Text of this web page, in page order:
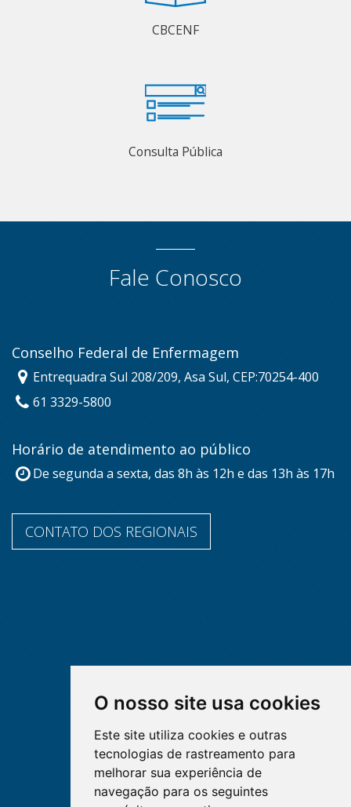
O nosso site usa cookies
Este site utiliza cookies e outras
tecnologias de rastreamento para
melhorar sua experiência de
navegação para os seguintes
CBCENF
Consulta Pública
Fale Conosco
Conselho Federal de Enfermagem
Entrequadra Sul 208/209, Asa Sul, CEP:70254-400
61 3329-5800
Horário de atendimento ao público
De segunda a sexta, das 8h às 12h e das 13h às 17h
CONTATO DOS REGIONAIS